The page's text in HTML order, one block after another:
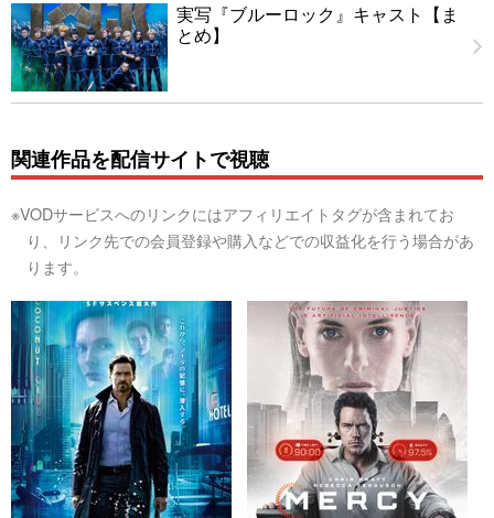
実写『ブルーロック』キャスト【ま
とめ】
関連作品を配信サイトで視聴
※VODサービスへのリンクにはアフィリエイトタグが含まれてお
り、リンク先での会員登録や購入などでの収益化を行う場合があ
ります。